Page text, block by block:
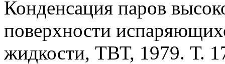
Конденсация паров
поверхности
жидкости, ТВТ, 1979. Т.